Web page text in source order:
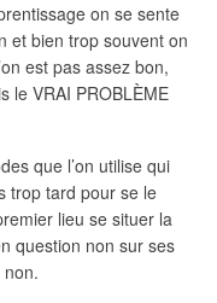
on se sente
et bien trop souvent on
est pas assez bon,
le VRAI PROBLÈME
que l’on utilise qui
trop tard pour se le
lieu se situer la
question non sur ses